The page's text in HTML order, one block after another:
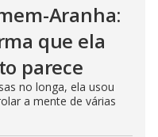
Aranha:
que ela
parece
no longa, ela usou
a mente de várias